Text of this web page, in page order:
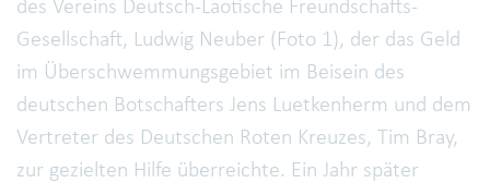
des Vereins Deutsch-Laotische Freundschafts-
Gesellschaft, Ludwig Neuber (Foto 1), der das Geld
im Überschwemmungsgebiet im Beisein des
deutschen Botschafters Jens Luetkenherm und dem
Vertreter des Deutschen Roten Kreuzes, Tim Bray,
zur gezielten Hilfe überreichte. Ein Jahr später